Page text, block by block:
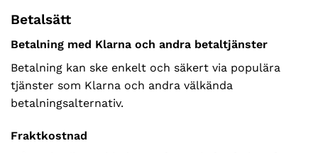
Betalsätt
Betalning med Klarna och andra betaltjänster
Betalning kan ske enkelt och säkert via populära
tjänster som Klarna och andra välkända
betalningsalternativ.
Fraktkostnad